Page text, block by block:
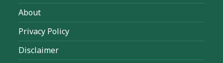
About
Privacy Policy
Disclaimer